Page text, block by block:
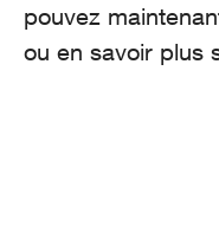
pouvez
ou en savoir plus